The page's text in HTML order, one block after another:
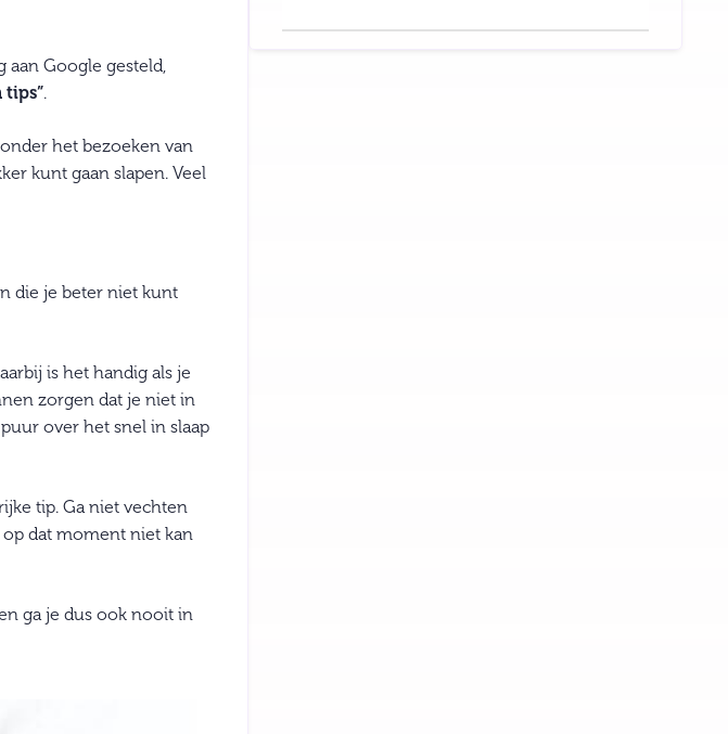
aan Google gesteld,
tips”.
het bezoeken van
kunt gaan slapen. Veel
die je beter niet kunt
is het handig als je
zorgen dat je niet in
over het snel in slaap
tip. Ga niet vechten
dat moment niet kan
ga je dus ook nooit in